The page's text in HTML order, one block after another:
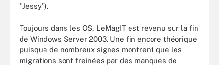
"Jessy").
Toujours dans les OS, LeMagIT est revenu sur la fin
de Windows Server 2003. Une fin encore théorique
puisque de nombreux signes montrent que les
migrations sont freinées par des manques de